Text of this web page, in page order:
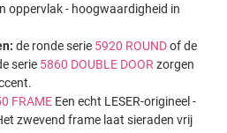
oppervlak - hoogwaardigheid in
de ronde serie 5920 ROUNDof de
serie 5860 DOUBLE DOORzorgen
FRAME Een echt LESER-origineel -
zwevend frame laat sieraden vrij